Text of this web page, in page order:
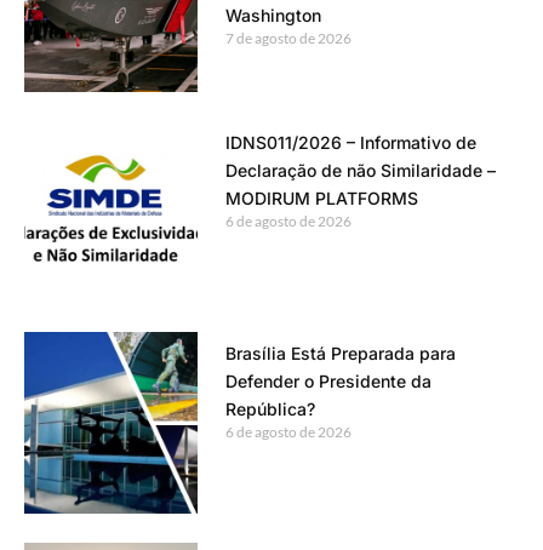
Washington
7 de agosto de 2026
IDNS011/2026 – Informativo de
Declaração de não Similaridade –
MODIRUM PLATFORMS
6 de agosto de 2026
Brasília Está Preparada para
Defender o Presidente da
República?
6 de agosto de 2026